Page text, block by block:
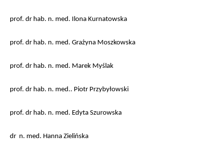
prof. dr hab. n. med. Ilona Kurnatowska
prof. dr hab. n. med. Grażyna Moszkowska
prof. dr hab. n. med. Marek Myślak
prof. dr hab. n. med.. Piotr Przybyłowski
prof. dr hab. n. med. Edyta Szurowska
dr n. med. Hanna Zielińska